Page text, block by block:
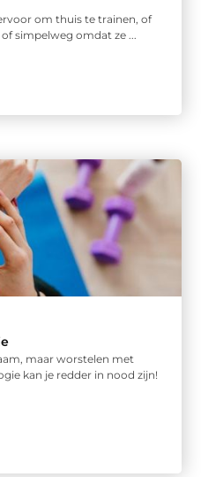
om thuis te trainen, of
simpelweg omdat ze ...
maar worstelen met
kan je redder in nood zijn!